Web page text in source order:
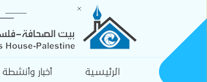
الرئيسية أخبار وأنشطة